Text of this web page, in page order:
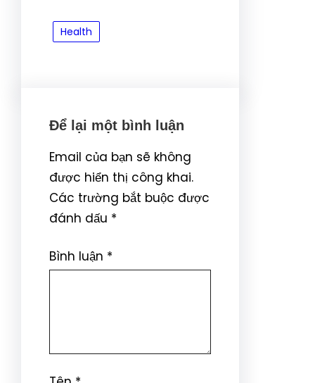
Health
Để lại một bình luận
Email của bạn sẽ không
được hiển thị công khai.
Các trường bắt buộc được
đánh dấu *
Bình luận *